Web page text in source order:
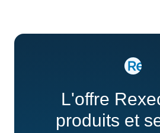
L'offre
produits et